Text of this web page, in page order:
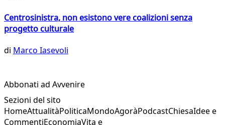
Centrosinistra, non esistono vere coalizioni senza
progetto culturale
di Marco Iasevoli
Abbonati ad Avvenire
Sezioni del sito
HomeAttualitàPoliticaMondoAgoràPodcastChiesaIdee e
CommentiEconomiaVita e